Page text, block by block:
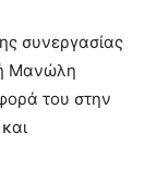
συνεργασίας
Μανώλη
του στην